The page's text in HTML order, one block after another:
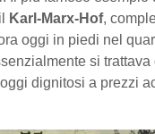
Karl-Marx-Hof,
oggi in piedi nel
si trattava
dignitosi a prezzi